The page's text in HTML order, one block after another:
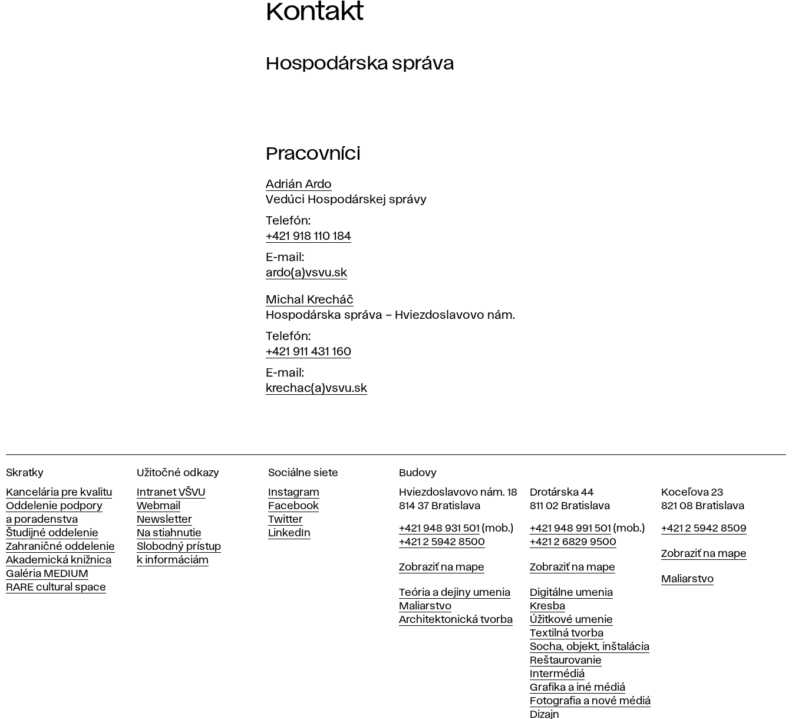
Kontakt
Hospodárska správa
Pracovníci
Adrián Ardo
Pozícia
Vedúci Hospodárskej správy
Telefón
+421 918 110 184
E-mail
ardo(a)vsvu.sk
Michal Krecháč
Pozícia
Hospodárska správa – Hviezdoslavovo nám.
Telefón
+421 911 431 160
E-mail
krechac(a)vsvu.sk
V
s
o
k
á
š
k
o
l
Skratky
Kancelária pre kvalitu
Oddelenie podpory
a poradenstva
Študijné oddelenie
Zahraničné oddelenie
Akademická knižnica
Galéria MEDIUM
RARE cultural space
Užitočné odkazy
Intranet VŠVU
Webmail
Newsletter
Na stiahnutie
Slobodný prístup
k informáciám
Sociálne siete
Instagram
Facebook
Twitter
LinkedIn
Budovy
Hviezdoslavovo nám. 18
814 37 Bratislava
Telefón
+421 948 931 501 (mob.)
+421 2 5942 8500
Mapa
Zobraziť na mape
Katedry
Teória a dejiny umenia
Maliarstvo
Architektonická tvorba
Drotárska 44
811 02 Bratislava
Telefón
+421 948 991 501 (mob.)
+421 2 6829 9500
Mapa
Zobraziť na mape
Katedry
Digitálne umenia
Kresba
Úžitkové umenie
Textilná tvorba
Socha, objekt, inštalácia
Reštaurovanie
Intermédiá
Grafika a iné médiá
Fotografia a nové médiá
Dizajn
Koceľova 23
821 08 Bratislava
Telefón
+421 2 5942 8509
Mapa
Zobraziť na mape
Katedry
Maliarstvo